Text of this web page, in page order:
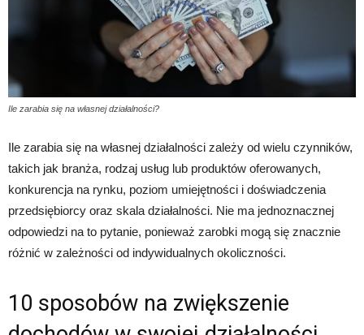
Ile zarabia się na własnej działalności?
Ile zarabia się na własnej działalności zależy od wielu czynników,
takich jak branża, rodzaj usług lub produktów oferowanych,
konkurencja na rynku, poziom umiejętności i doświadczenia
przedsiębiorcy oraz skala działalności. Nie ma jednoznacznej
odpowiedzi na to pytanie, ponieważ zarobki mogą się znacznie
różnić w zależności od indywidualnych okoliczności.
10 sposobów na zwiększenie